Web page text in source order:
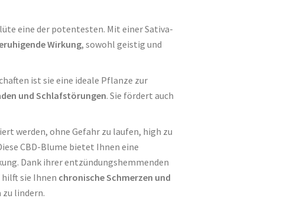
eine der potentesten. Mit einer Sativa-
Wirkung, sowohl geistig und
ist sie eine ideale Pflanze zur
und Schlafstörungen. Sie fördert auch
werden, ohne Gefahr zu laufen, high zu
CBD-Blume bietet Ihnen eine
Dank ihrer entzündungshemmenden
sie Ihnen chronische Schmerzen und
zu lindern.